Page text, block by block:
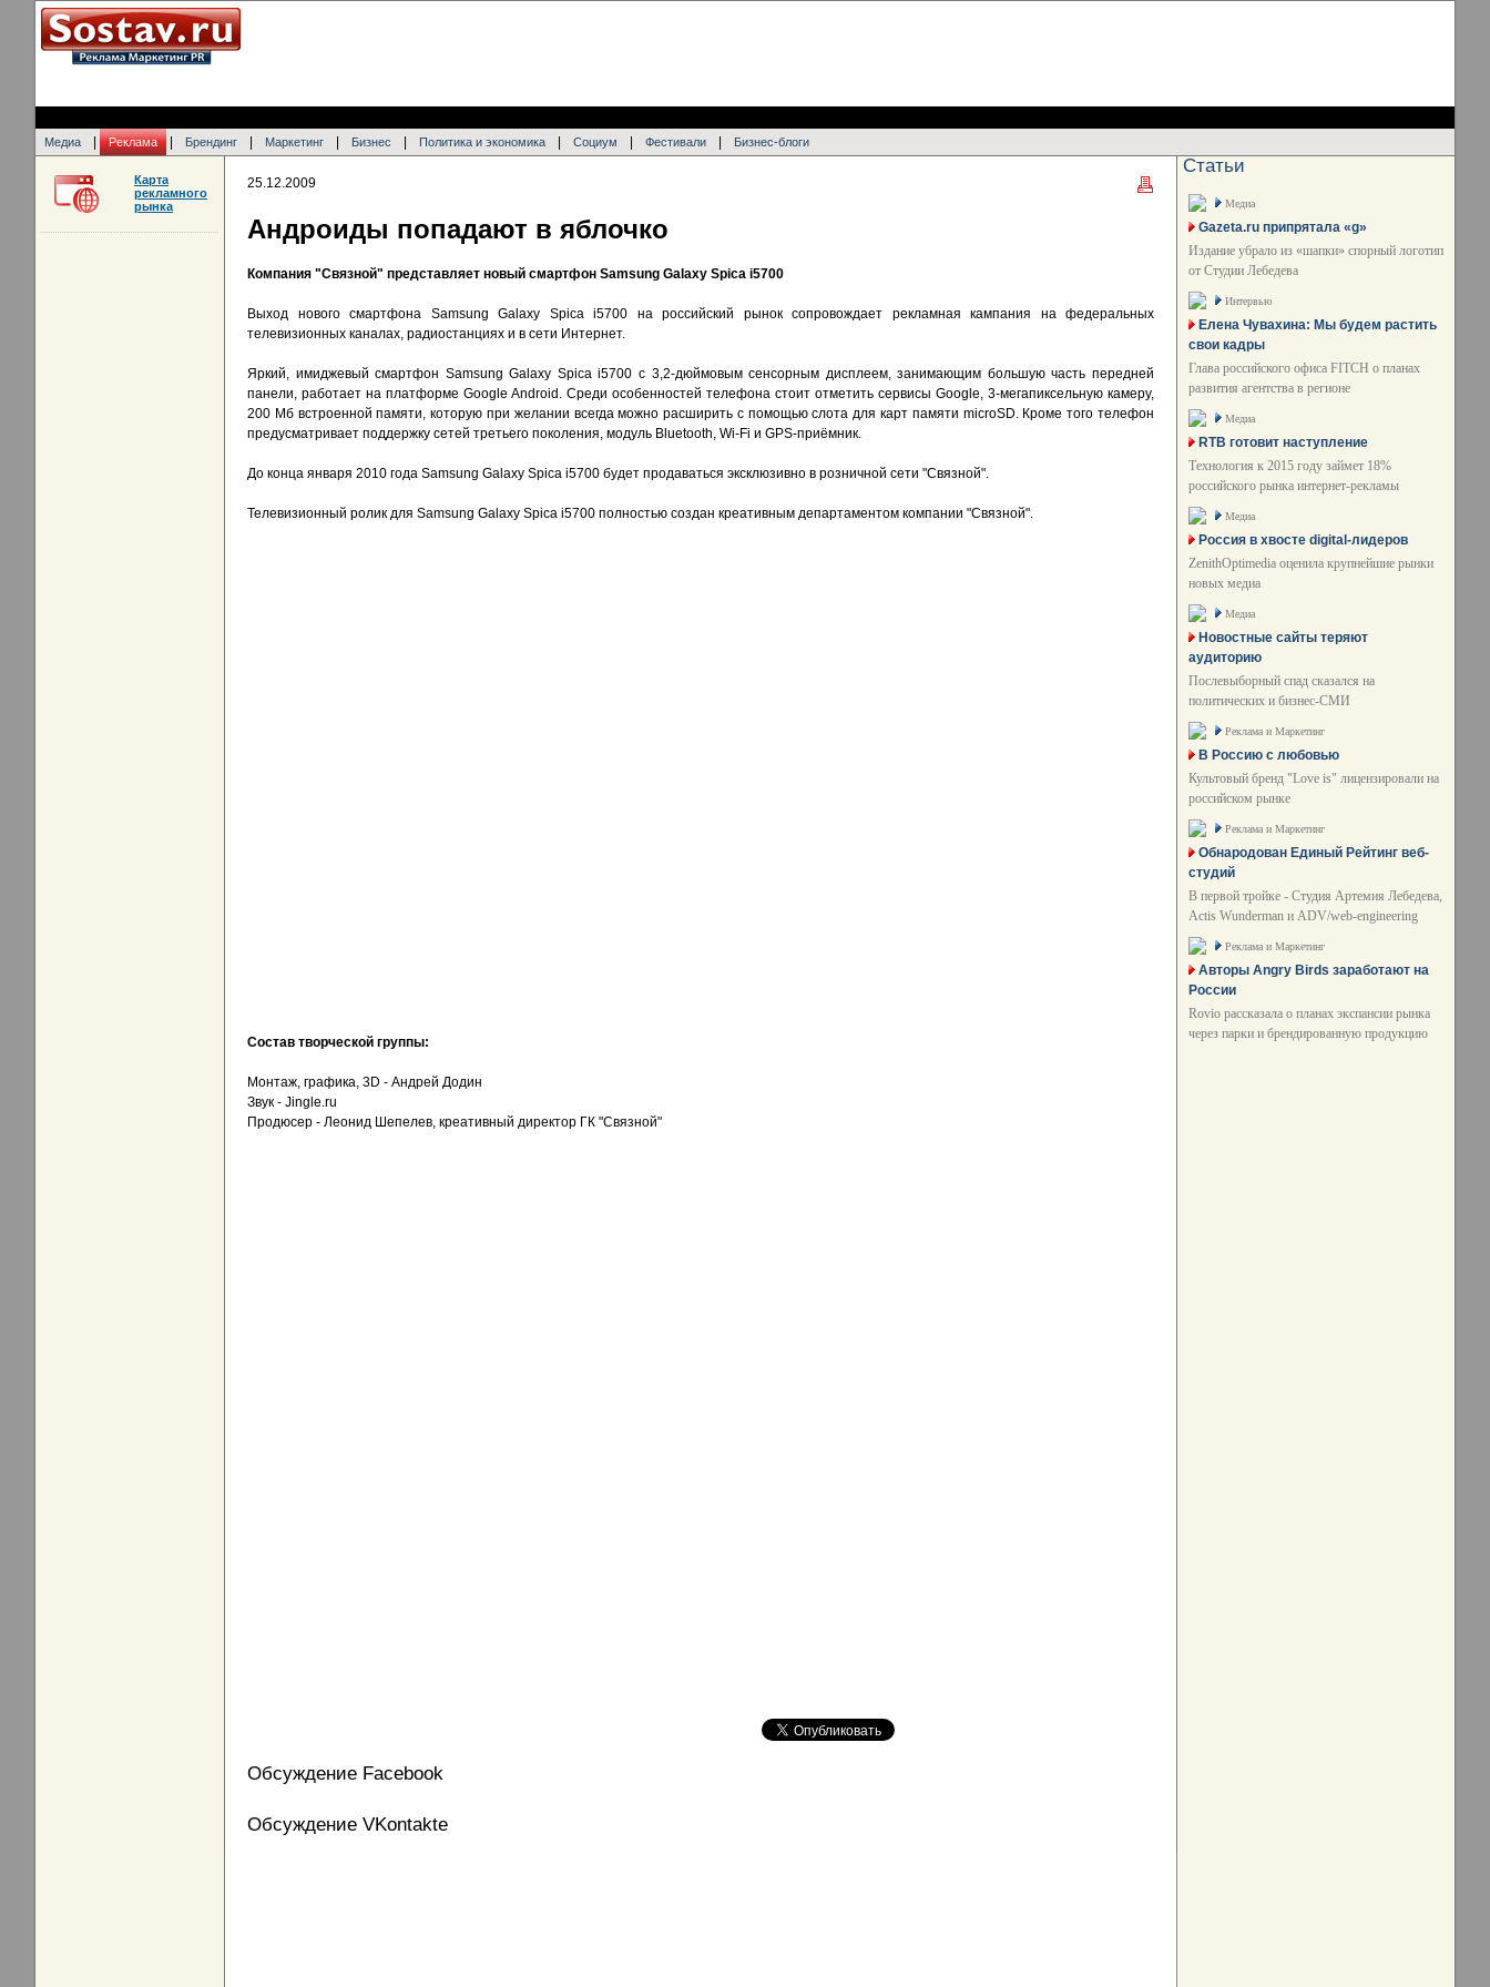
Медиа Реклама Брендинг Маркетинг Бизнес Политика и экономика Социум Фестивали Бизнес-блоги
25.12.2009
Андроиды попадают в яблочко
Компания "Связной" представляет новый смартфон Samsung Galaxy Spica i5700
Выход нового смартфона Samsung Galaxy Spica i5700 на российский рынок сопровождает рекламная кампания на федеральных
телевизионных каналах, радиостанциях и в сети Интернет.
Яркий, имиджевый смартфон Samsung Galaxy Spica i5700 с 3,2-дюймовым сенсорным дисплеем, занимающим большую часть передней
панели, работает на платформе Google Android. Среди особенностей телефона стоит отметить сервисы Google, 3-мегапиксельную камеру,
200 Mб встроенной памяти, которую при желании всегда можно расширить с помощью слота для карт памяти microSD. Кроме того телефон
предусматривает поддержку сетей третьего поколения, модуль Bluetooth, Wi-Fi и GPS-приёмник.
До конца января 2010 года Samsung Galaxy Spica i5700 будет продаваться эксклюзивно в розничной сети "Связной".
Телевизионный ролик для Samsung Galaxy Spica i5700 полностью создан креативным департаментом компании "Связной".
Состав творческой группы:
Монтаж, графика, 3D - Андрей Додин
Звук - Jingle.ru
Продюсер - Леонид Шепелев, креативный директор ГК "Связной"
Обсуждение Facebook
Обсуждение VKontakte
Карта
рекламного
рынка
Статьи
Медиа
Gazeta.ru припрятала «g»
Издание убрало из «шапки» спорный логотип
от Студии Лебедева
Интервью
Елена Чувахина: Мы будем растить
свои кадры
Глава российского офиса FITCH о планах
развития агентства в регионе
Медиа
RTB готовит наступление
Технология к 2015 году займет 18%
российского рынка интернет-рекламы
Медиа
Россия в хвосте digital-лидеров
ZenithOptimedia оценила крупнейшие рынки
новых медиа
Медиа
Новостные сайты теряют
аудиторию
Послевыборный спад сказался на
политических и бизнес-СМИ
Реклама и Маркетинг
В Россию с любовью
Культовый бренд "Love is" лицензировали на
российском рынке
Реклама и Маркетинг
Обнародован Единый Рейтинг веб-
студий
В первой тройке - Студия Артемия Лебедева,
Actis Wunderman и ADV/web-engineering
Реклама и Маркетинг
Авторы Angry Birds заработают на
России
Rovio рассказала о планах экспансии рынка
через парки и брендированную продукцию